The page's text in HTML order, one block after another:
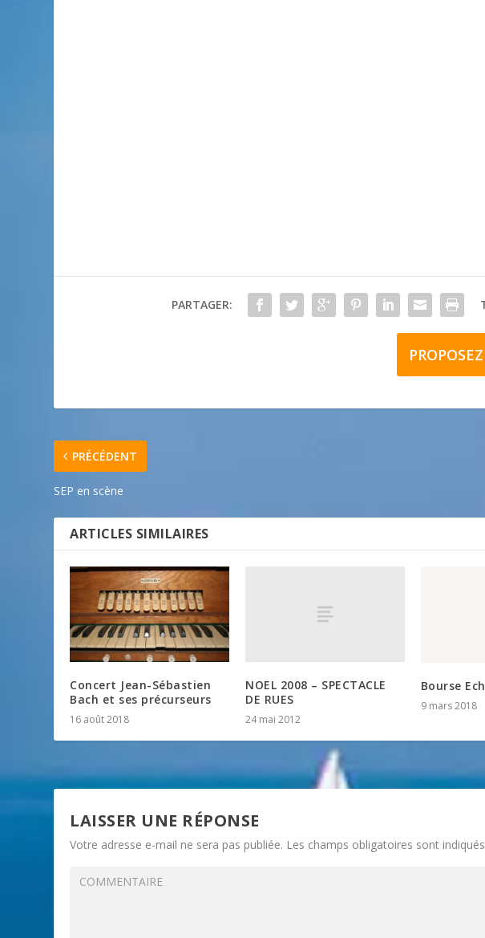
PARTAGER:
PRÉCÉDENT
SEP en scène
ARTICLES SIMILAIRES
Concert Jean-Sébastien
Bach et ses précurseurs
16 août 2018
NOEL 2008 – SPECTACLE
DE RUES
24 mai 2012
Bourse
9 mars 2018
LAISSER UNE RÉPONSE
Votre adresse e-mail ne sera pas publiée. Les champs obligatoires sont